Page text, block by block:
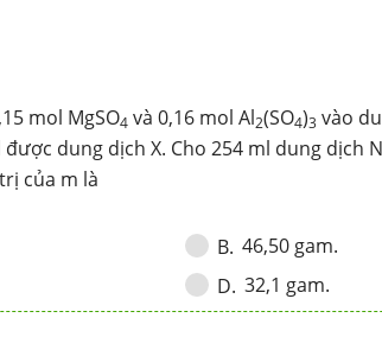
mol MgSO4 và 0,16 mol Al2(SO4)3 vào
được dung dịch X. Cho 254 ml dung dịch
của m là
B. 46,50 gam.
D. 32,1 gam.